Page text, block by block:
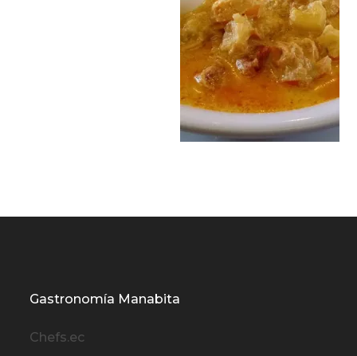
Gastronomía Manabita
Chefs.ec